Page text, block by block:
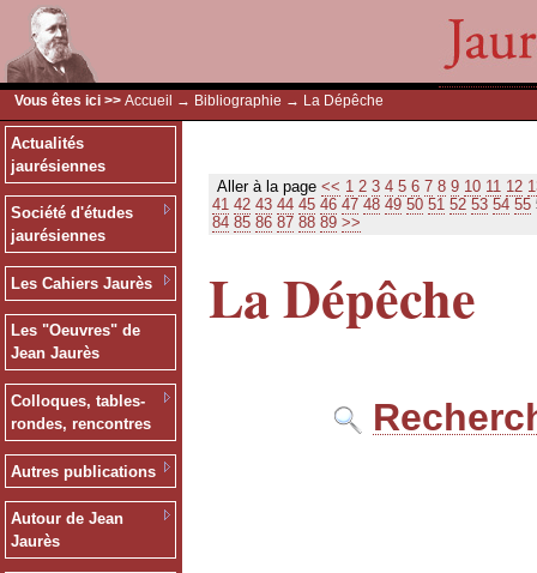
Vous êtes ici >> Accueil → Bibliographie → La Dépêche
Actualités
jaurésiennes
Société d'études
jaurésiennes
Les Cahiers Jaurès
Les "Oeuvres" de
Jean Jaurès
Colloques, tables-
rondes, rencontres
Autres publications
Autour de Jean
Jaurès
Aller à la page << 1 2 3 4 5 6 7 8 9 10 11 12
41 42 43 44 45 46 47 48 49 50 51 52 53 54 55
84 85 86 87 88 89 >>
La Dépêche